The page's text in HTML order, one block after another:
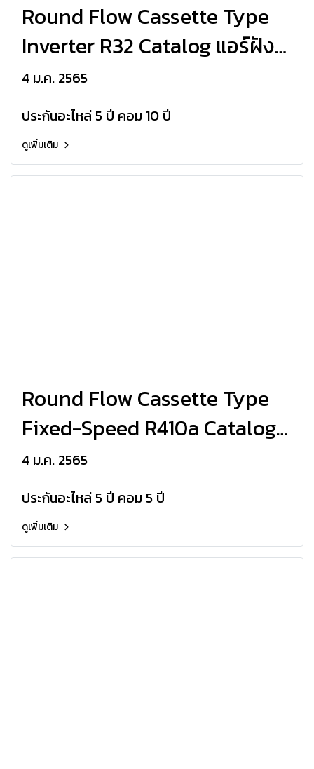
Round Flow Cassette Type
Inverter R32 Catalog แอร์ฝัง
ฝ้าเพดาน 4ทิศทาง HAIER ระบบ
อินเวอร์เตอร์ HCSI_BSR32F
4 ม.ค. 2565
ประกันอะไหล่ 5 ปี คอม 10 ปี
ดูเพิ่มเติม
Round Flow Cassette Type
Fixed-Speed R410a Catalog
แอร์ฝังฝ้าเพดาน 4ทิศทาง
HAIER ระบบธรรมดา
HCSU_AS410AF
4 ม.ค. 2565
ประกันอะไหล่ 5 ปี คอม 5 ปี
ดูเพิ่มเติม